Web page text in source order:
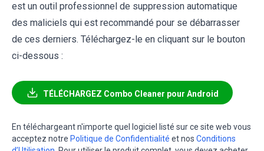
est un outil professionnel de suppression automatique
des maliciels qui est recommandé pour se débarrasser
de ces derniers. Téléchargez-le en cliquant sur le bouton
ci-dessous :
TÉLÉCHARGEZ Combo Cleaner pour Android
En téléchargeant n'importe quel logiciel listé sur ce site web vous
acceptez notre Politique de Confidentialité et nos Conditions